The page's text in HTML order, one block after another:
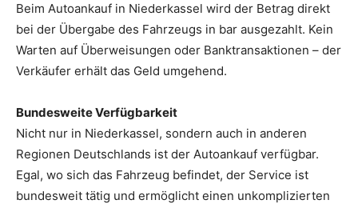
Beim Autoankauf in Niederkassel wird der Betrag direkt
bei der Übergabe des Fahrzeugs in bar ausgezahlt. Kein
Warten auf Überweisungen oder Banktransaktionen – der
Verkäufer erhält das Geld umgehend.
Bundesweite Verfügbarkeit
Nicht nur in Niederkassel, sondern auch in anderen
Regionen Deutschlands ist der Autoankauf verfügbar.
Egal, wo sich das Fahrzeug befindet, der Service ist
bundesweit tätig und ermöglicht einen unkomplizierten